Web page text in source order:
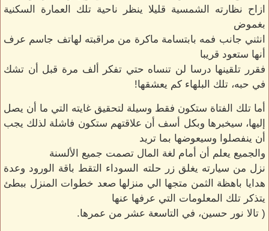
ازاح نظارته الشمسية قليلا ينظر ناحية تلك العمارة السكنية
بغموض
انثني جانب فمه بابتسامة ماكرة من مراقبته لهاتف جاسم عرف
أنها ستعود قريبا
فقرر تلقينها درسا لن تنساه حتي تفكر ألف مرة قبل أن تشك
في حبه، تلك البلهاء كم يعشقها!
أما تلك الفتاة ستكون فقط وسيلة لتحقيق غايته التي ما أن يصل
إليها، سيخبرها وبكل أسف أن علاقتهم ستكون فاشلة لذلك يجب
أن ينفصلوا وسيعوضها بما تريد
والجميع يعلم أن أمام لغة المال تصمت جميع الألسنة
نزل من سيارته يغلق زر حلته السوداء التقط باقة الورود وعدة
هدايا باهظة الثمن متجها الي منزلها صعد خطوات المنزل ببطئ
يتذكر تلك المعلومات التي عرفها عنها
( تالا نور حسين، في التاسعة عشر من عمرها.